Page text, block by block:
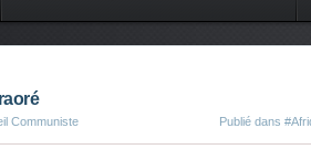
Communiste Publié dans